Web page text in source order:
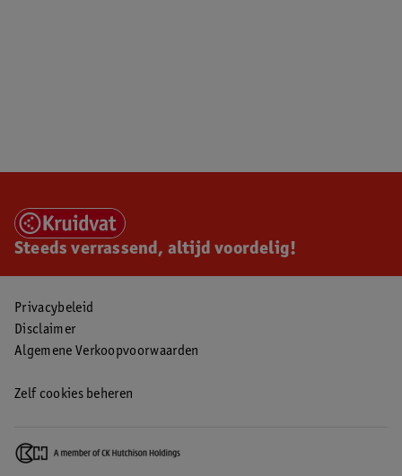
Steeds verrassend, altijd voordelig!
Privacybeleid
Disclaimer
Algemene Verkoopvoorwaarden
Zelf cookies beheren